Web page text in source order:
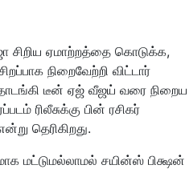
சிறிய ஏமாற்றத்தை கொடுக்க,
நிறைவேற்றி விட்டார்
டீன் ஏஜ் வீஜய் வரை நிறைய
ரிலீசுக்கு பின் ரசிகர்
தெரிகிறது.
மட்டுமல்லாமல் சயின்ஸ் பிக்ஷன்